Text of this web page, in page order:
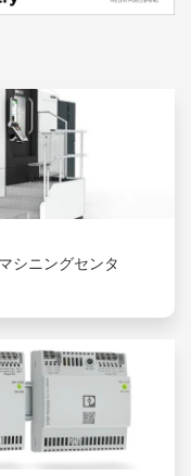
シニングセンタ